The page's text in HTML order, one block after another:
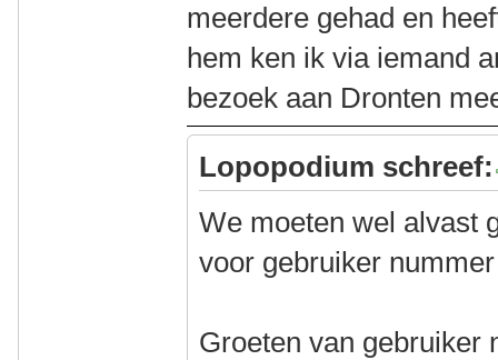
meerdere gehad en
hem ken ik via iemand
bezoek aan Dronten
Lopopodium schreef:
We moeten wel alvast
voor gebruiker
Groeten van gebruiker